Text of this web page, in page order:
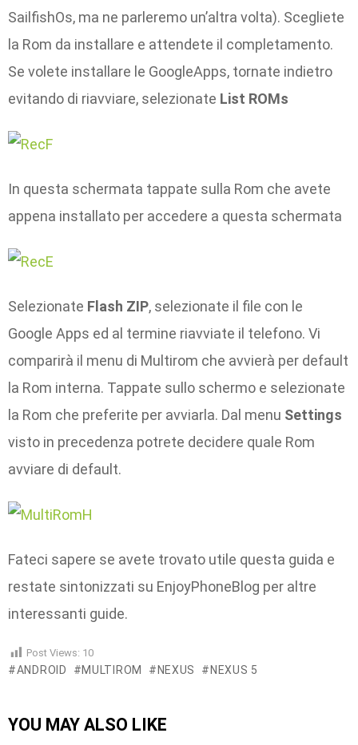
SailfishOs, ma ne parleremo un’altra volta). Scegliete
la Rom da installare e attendete il completamento.
Se volete installare le GoogleApps, tornate indietro
evitando di riavviare, selezionate List ROMs
In questa schermata tappate sulla Rom che avete
appena installato per accedere a questa schermata
Selezionate Flash ZIP, selezionate il file con le
Google Apps ed al termine riavviate il telefono. Vi
comparirà il menu di Multirom che avvierà per default
la Rom interna. Tappate sullo schermo e selezionate
la Rom che preferite per avviarla. Dal menu Settings
visto in precedenza potrete decidere quale Rom
avviare di default.
Fateci sapere se avete trovato utile questa guida e
restate sintonizzati su EnjoyPhoneBlog per altre
interessanti guide.
Post Views: 10
ANDROID MULTIROM NEXUS NEXUS 5
YOU MAY ALSO LIKE